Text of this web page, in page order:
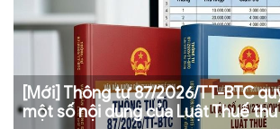
[Mới] Thông tư 87/2026/TT-BTC
một số nội dung của Luật Thuế